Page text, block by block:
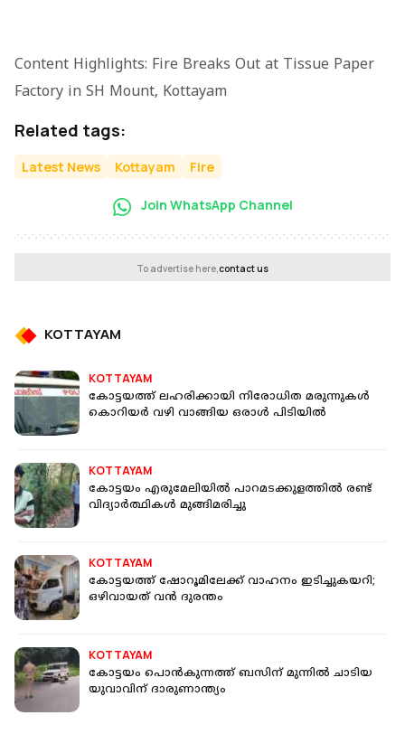
Content Highlights: Fire Breaks Out at Tissue Paper
Factory in SH Mount, Kottayam
Related tags:
Latest News Kottayam Fire
Join WhatsApp Channel
To advertise here, contact us
KOTTAYAM
KOTTAYAM
കോട്ടയത്ത് ലഹരിക്കായി നിരോധിത മരുന്നുകള്‍
കൊറിയര്‍ വഴി വാങ്ങിയ ഒരാള്‍ പിടിയില്‍
KOTTAYAM
കോട്ടയം എരുമേലിയിൽ പാറമടക്കുളത്തില്‍ രണ്ട്
വിദ്യാര്‍ത്ഥികള്‍ മുങ്ങിമരിച്ചു
KOTTAYAM
കോട്ടയത്ത് ഷോറൂമിലേക്ക് വാഹനം ഇടിച്ചുകയറി;
ഒഴിവായത് വൻ ദുരന്തം
KOTTAYAM
കോട്ടയം പൊന്‍കുന്നത്ത് ബസിന് മുന്നില്‍ ചാടിയ
യുവാവിന് ദാരുണാന്ത്യം